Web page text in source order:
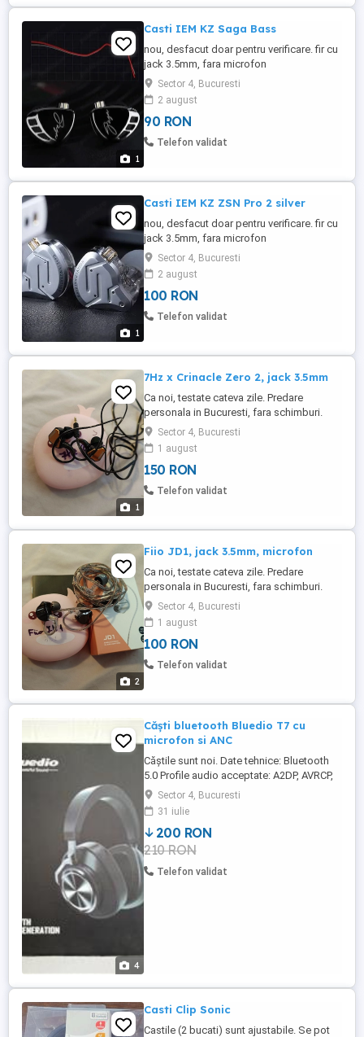
1
Casti IEM KZ Saga Bass
nou, desfacut doar pentru verificare. fir cu
jack 3.5mm, fara microfon
Sector 4, Bucuresti
2 august
90 RON
Telefon validat
1
Casti IEM KZ ZSN Pro 2 silver
nou, desfacut doar pentru verificare. fir cu
jack 3.5mm, fara microfon
Sector 4, Bucuresti
2 august
100 RON
Telefon validat
1
7Hz x Crinacle Zero 2, jack 3.5mm
Ca noi, testate cateva zile. Predare
personala in Bucuresti, fara schimburi.
Sector 4, Bucuresti
1 august
150 RON
Telefon validat
2
Fiio JD1, jack 3.5mm, microfon
Ca noi, testate cateva zile. Predare
personala in Bucuresti, fara schimburi.
Sector 4, Bucuresti
1 august
100 RON
Telefon validat
4
Căști bluetooth Bluedio T7 cu
microfon si ANC
Căștile sunt noi. Date tehnice: Bluetooth
5.0 Profile audio acceptate: A2DP, AVRCP,
HSP, HFP Diametru difuzoare: 57mm
Impedanță: 16ohm Frecvență audio: 20Hz
- 20KHz Reducere zgomot activă (active
noise cancelling) Posibilitate comenzi
vocale - prin intermediul aplicației de la
Bluedio
Sector 4, Bucuresti
31 iulie
200 RON
210 RON
Telefon validat
Casti Clip Sonic
Castile (2 bucati) sunt ajustabile. Se pot